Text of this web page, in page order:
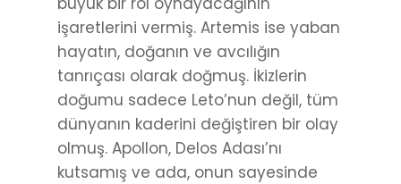
işaretlerini vermiş. Artemis ise yaban
hayatın, doğanın ve avcılığın
tanrıçası olarak doğmuş. İkizlerin
doğumu sadece Leto’nun değil, tüm
dünyanın kaderini değiştiren bir olay
olmuş. Apollon, Delos Adası’nı
kutsamış ve ada, onun sayesinde